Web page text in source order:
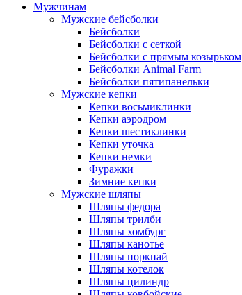
Мужчинам
Мужские бейсболки
Бейсболки
Бейсболки с сеткой
Бейсболки с прямым козырьком
Бейсболки Animal Farm
Бейсболки пятипанельки
Мужские кепки
Кепки восьмиклинки
Кепки аэродром
Кепки шестиклинки
Кепки уточка
Кепки немки
Фуражки
Зимние кепки
Мужские шляпы
Шляпы федора
Шляпы трилби
Шляпы хомбург
Шляпы канотье
Шляпы поркпай
Шляпы котелок
Шляпы цилиндр